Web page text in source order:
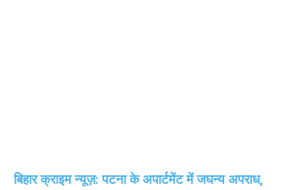
बिहार क्राइम न्यूज़: पटना के अपार्टमेंट में जघन्य अपराध,